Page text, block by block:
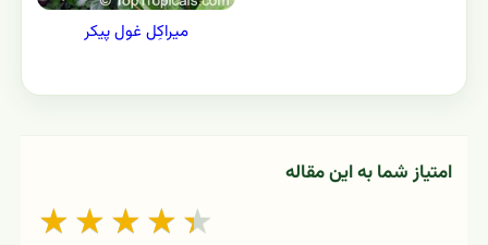
میراکِل غول پیکر
امتیاز شما به این مقاله
★ ★ ★ ★ ★